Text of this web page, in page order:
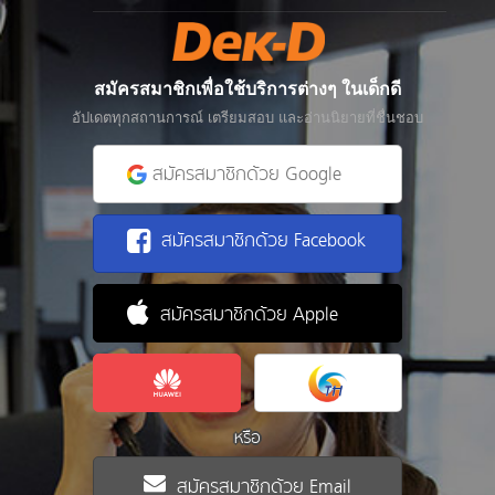
สมัครสมาชิกเพื่อใช้บริการต่างๆ ในเด็กดี
อัปเดตทุกสถานการณ์ เตรียมสอบ และอ่านนิยายที่ชื่นชอบ
สมัครสมาชิกด้วย Google
สมัครสมาชิกด้วย Facebook
สมัครสมาชิกด้วย Apple
หรือ
สมัครสมาชิกด้วย Email